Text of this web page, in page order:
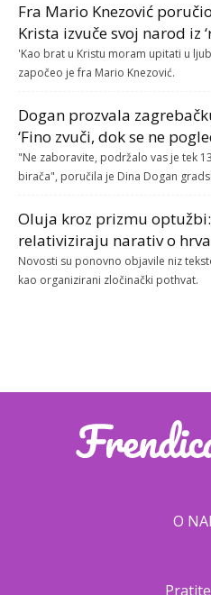
Fra Mario Knezović
Krista izvuče svoj narod iz
'Kao brat u Kristu moram upitati u
započeo je fra Mario Knezović.
Dogan prozvala
‘Fino zvuči, dok se ne
"Ne zaboravite, podržalo vas je tek
birača", poručila je Dina Dogan
Oluja kroz prizmu
relativiziraju narativ o
Novosti su ponovno objavile niz
kao organizirani zločinački pothvat.
O